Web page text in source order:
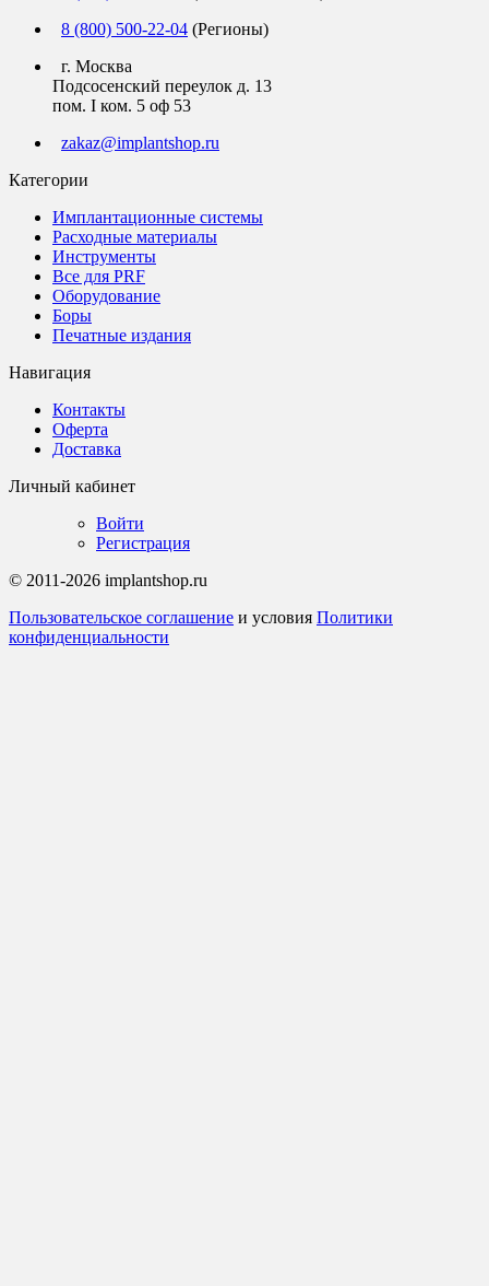
8 (800) 500-22-04 (Регионы)
г. Москва
Подсосенский переулок д. 13
пом. I ком. 5 оф 53
zakaz@implantshop.ru
Категории
Имплантационные системы
Расходные материалы
Инструменты
Все для PRF
Оборудование
Боры
Печатные издания
Навигация
Контакты
Оферта
Доставка
Личный кабинет
Войти
Регистрация
© 2011-2026 implantshop.ru
Пользовательское соглашение и условия Политики
конфиденциальности